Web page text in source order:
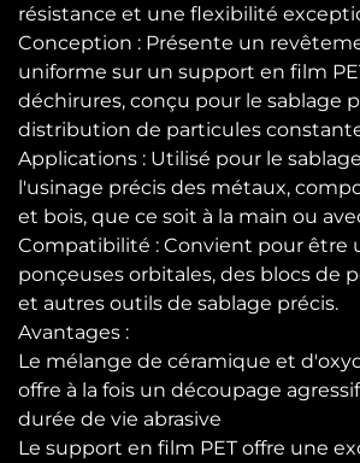
résistance et une flexibilité
Conception : Présente un
uniforme sur un support en film
déchirures, conçu pour le sablage
distribution de particules
Applications : Utilisé pour le
l'usinage précis des métaux,
et bois, que ce soit à la main ou
Compatibilité : Convient pour être
ponçeuses orbitales, des blocs de
et autres outils de sablage précis.
Avantages :
Le mélange de céramique et
offre à la fois un découpage
durée de vie abrasive
Le support en film PET offre une